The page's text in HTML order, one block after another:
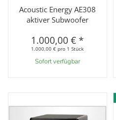
Acoustic Energy AE308
aktiver Subwoofer
1.000,00 € *
1.000,00 € pro 1 Stück
Sofort verfügbar